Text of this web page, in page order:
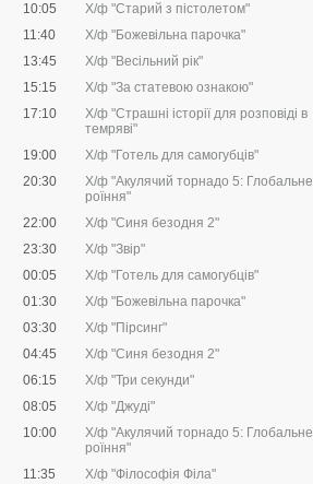
10:05
Х/ф "Старий з пістолетом"
11:40
Х/ф "Божевільна парочка"
13:45
Х/ф "Весільний рік"
15:15
Х/ф "За статевою ознакою"
17:10
Х/ф "Страшні історії для розповіді в
темряві"
19:00
Х/ф "Готель для самогубців"
20:30
Х/ф "Акулячий торнадо 5: Глобальне
роїння"
22:00
Х/ф "Синя безодня 2"
23:30
Х/ф "Звір"
00:05
Х/ф "Готель для самогубців"
01:30
Х/ф "Божевільна парочка"
03:30
Х/ф "Пірсинг"
04:45
Х/ф "Синя безодня 2"
06:15
Х/ф "Три секунди"
08:05
Х/ф "Джуді"
10:00
Х/ф "Акулячий торнадо 5: Глобальне
роїння"
11:35
Х/ф "Філософія Філа"